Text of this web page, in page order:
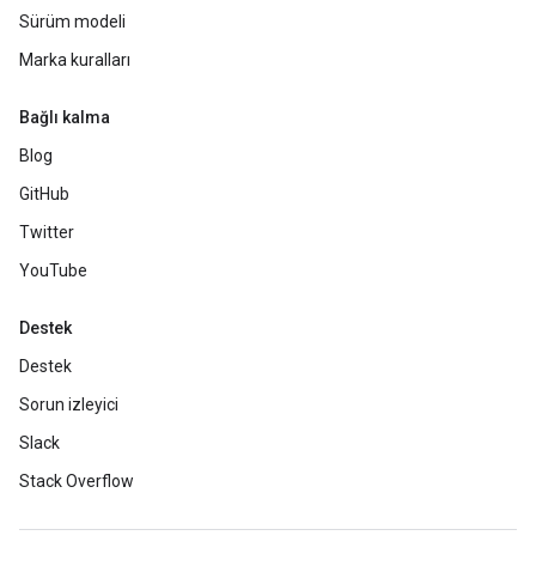
Sürüm modeli
Marka kuralları
Bağlı kalma
Blog
GitHub
Twitter
YouTube
Destek
Destek
Sorun izleyici
Slack
Stack Overflow